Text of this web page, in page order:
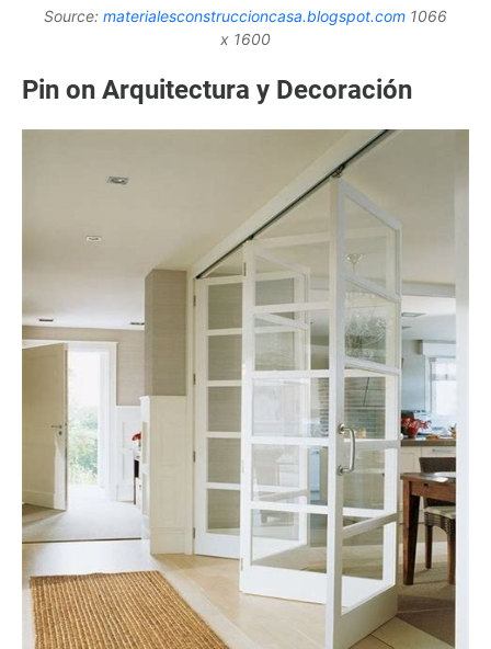
Source: materialesconstruccioncasa.blogspot.com 1066
x 1600
Pin on Arquitectura y Decoración